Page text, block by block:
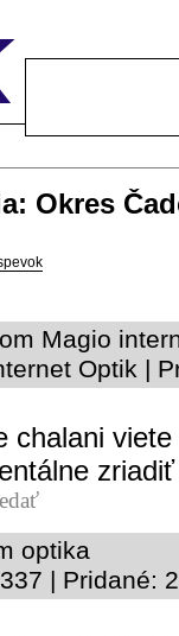
Okres
Magio
Optik |
chalani
optika
| Pridané: